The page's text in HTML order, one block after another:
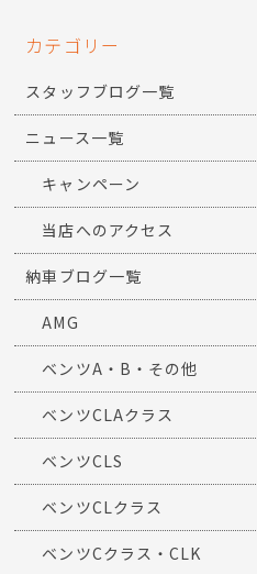
カテゴリー
スタッフブログ一覧
ニュース一覧
キャンペーン
当店へのアクセス
納車ブログ一覧
AMG
ベンツA・B・その他
ベンツCLAクラス
ベンツCLS
ベンツCLクラス
ベンツCクラス・CLK